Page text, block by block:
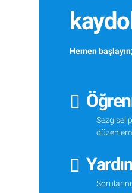
Hemen
Sezgisel